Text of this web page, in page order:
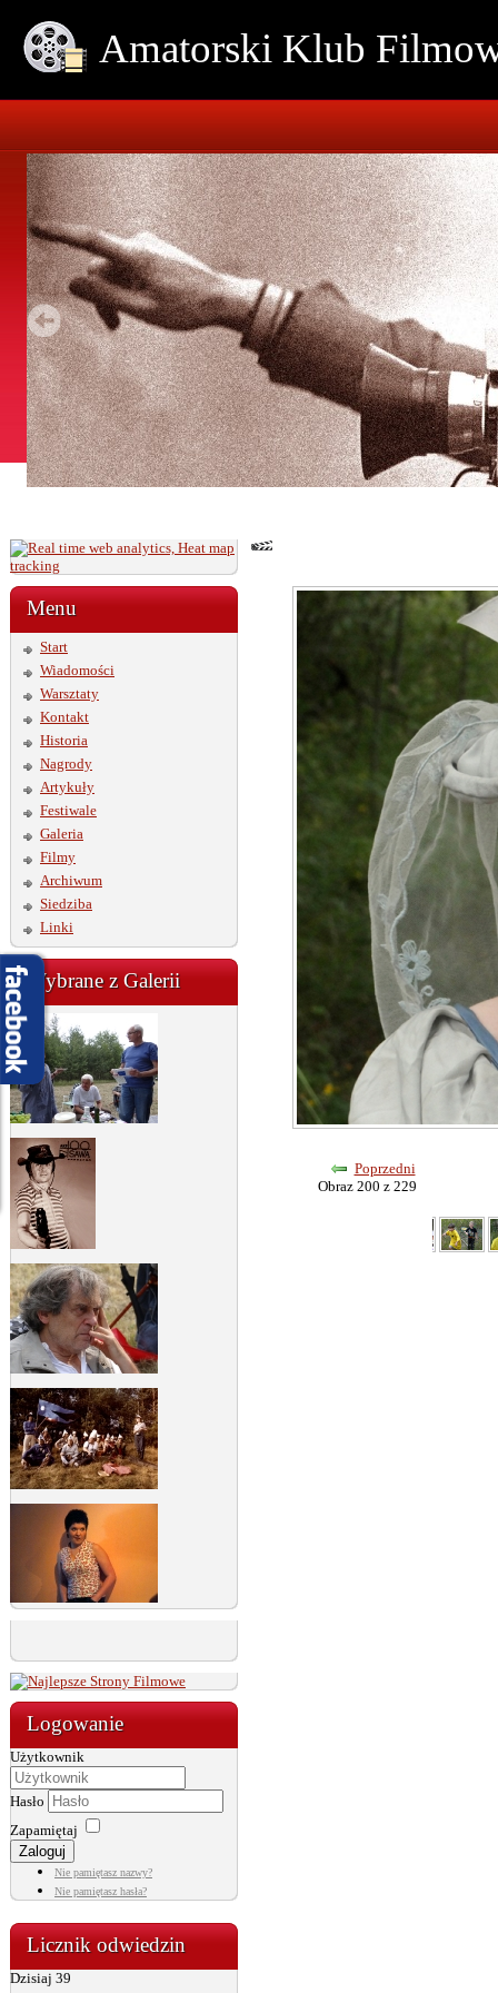
Amatorski Klub
Menu
Start
Wiadomości
Warsztaty
Kontakt
Historia
Nagrody
Artykuły
Festiwale
Galeria
Filmy
Archiwum
Siedziba
Linki
Wybrane z Galerii
Logowanie
Użytkownik
Hasło
Zapamiętaj
Zaloguj
Nie pamiętasz nazwy?
Nie pamiętasz hasła?
Licznik odwiedzin
Dzisiaj 39
Poprzedni
Obraz 200 z 229